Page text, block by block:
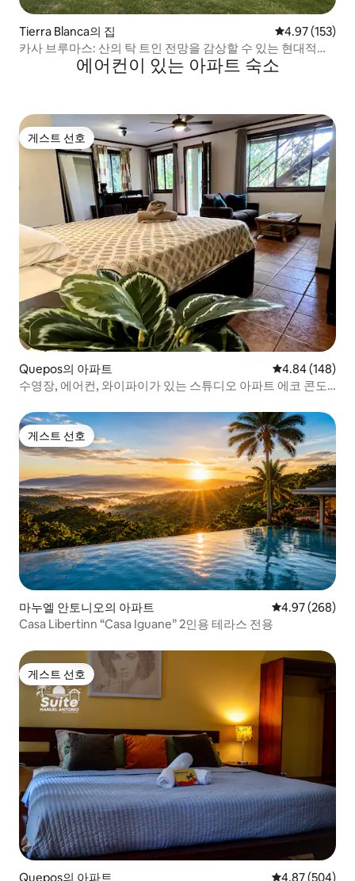
Tierra Blanca의 집 평점 4.97점(5
4.97 (153)
카사 브루마스: 산의 탁 트인 전망을 감상할 수 있는 현대적인
에어컨이 있는 아파트 숙소
게스트 선호
게스트 선호
Quepos의 아파트 평점 4.84점(5
4.84 (148)
수영장, 에어컨, 와이파이가 있는 스튜디오 아파트 에코 콘도
게스트 선호
게스트 선호
마누엘 안토니오의 아파트 평점 4.97점(5
4.97 (268)
Casa Libertinn “Casa Iguane” 2인용 테라스 전용
게스트 선호
게스트 선호
Quepos의 아파트 평점 4.87점(5
4.87 (504)